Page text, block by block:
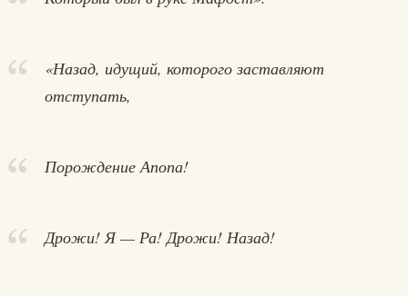
«Назад, идущий, которого заставляют
отступать,
Порождение Апопа!
Дрожи! Я — Ра! Дрожи! Назад!